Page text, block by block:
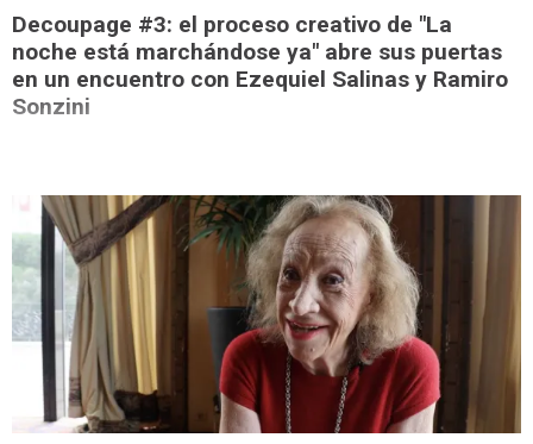
Decoupage #3: el proceso creativo de "La
noche está marchándose ya" abre sus puertas
en un encuentro con Ezequiel Salinas y Ramiro
Sonzini